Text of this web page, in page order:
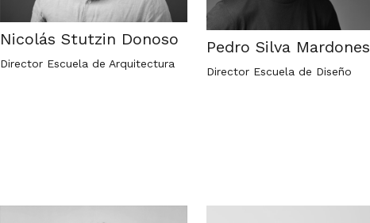
Nicolás Stutzin Donoso
Director Escuela de Arquitectura
Pedro Silva Mardones
Director Escuela de Diseño